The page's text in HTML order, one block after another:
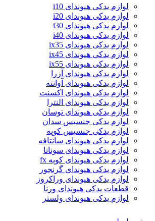
لوازم یدکی هیوندای i10
لوازم یدکی هیوندای i20
لوازم یدکی هیوندای i30
لوازم یدکی هیوندای i40
لوازم یدکی هیوندای ix35
لوازم یدکی هیوندای ix45
لوازم یدکی هیوندای ix55
لوازم یدکی هیوندای آزرا
لوازم یدکی هیوندای آوانته
لوازم یدکی هیوندای اکسنت
لوازم یدکی هیوندای النترا
لوازم یدکی هیوندای توسان
لوازم یدکی جنسیس سدان
لوازم یدکی جنسیس کوپه
لوازم یدکی هیوندای سانتافه
لوازم یدکی هیوندای سوناتا
لوازم یدکی هیوندای کوپه fx
لوازم یدکی هیوندای گرنجور
لوازم یدکی هیوندای وراکروز
قطعات یدکی هیوندای ورنا
لوازم یدکی هیوندای ولستر